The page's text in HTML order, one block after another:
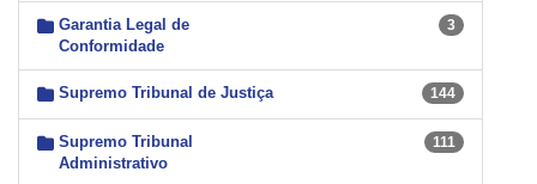
Garantia Legal de
Conformidade
3
Supremo Tribunal de Justiça 144
Supremo Tribunal
Administrativo
111